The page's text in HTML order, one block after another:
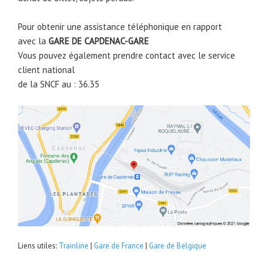
Pour obtenir une assistance téléphonique en rapport
avec la GARE DE CAPDENAC-GARE
Vous pouvez également prendre contact avec le service
client national
de la SNCF au : 36.35
Liens utiles: Trainline | Gare de France | Gare de Belgique